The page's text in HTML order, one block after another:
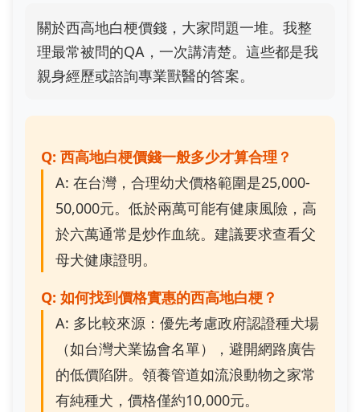
關於西高地白梗價錢，大家問題一堆。我整
理最常被問的QA，一次講清楚。這些都是我
親身經歷或諮詢專業獸醫的答案。
Q: 西高地白梗價錢一般多少才算合理？
A: 在台灣，合理幼犬價格範圍是25,000-
50,000元。低於兩萬可能有健康風險，高
於六萬通常是炒作血統。建議要求查看父
母犬健康證明。
Q: 如何找到價格實惠的西高地白梗？
A: 多比較來源：優先考慮政府認證種犬場
（如台灣犬業協會名單），避開網路廣告
的低價陷阱。領養管道如流浪動物之家常
有純種犬，價格僅約10,000元。